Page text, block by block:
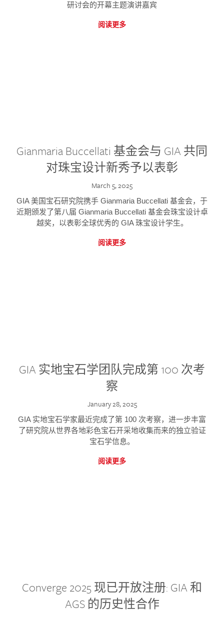
研讨会的开幕主题演讲嘉宾
阅读更多
Gianmaria Buccellati 基金会与 GIA 共同
对珠宝设计新秀予以表彰
March 5, 2025
GIA 美国宝石研究院携手 Gianmaria Buccellati 基金会，于
近期颁发了第八届 Gianmaria Buccellati 基金会珠宝设计卓
越奖，以表彰全球优秀的 GIA 珠宝设计学生。
阅读更多
GIA 实地宝石学团队完成第 100 次考
察
January 28, 2025
GIA 实地宝石学家最近完成了第 100 次考察，进一步丰富
了研究院从世界各地彩色宝石开采地收集而来的独立验证
宝石学信息。
阅读更多
Converge 2025 现已开放注册: GIA 和
AGS 的历史性合作